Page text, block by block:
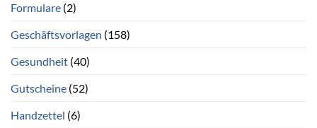
Formulare (2)
Geschäftsvorlagen (158)
Gesundheit (40)
Gutscheine (52)
Handzettel (6)